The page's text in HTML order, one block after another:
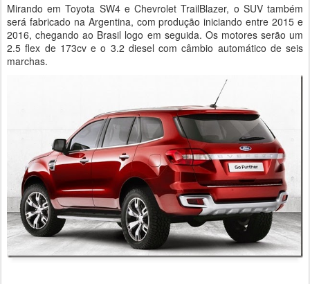
Mirando em Toyota SW4 e Chevrolet TrailBlazer, o SUV também
será fabricado na Argentina, com produção iniciando entre 2015 e
2016, chegando ao Brasil logo em seguida. Os motores serão um
2.5 flex de 173cv e o 3.2 diesel com câmbio automático de seis
marchas.